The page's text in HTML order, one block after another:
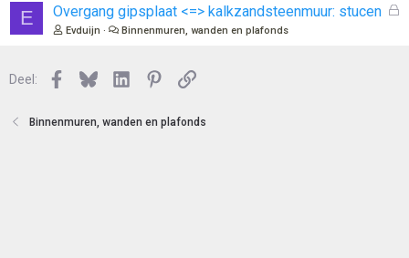
o
E
G
Overgang gipsplaat <=> kalkzandsteenmuur: stucen
Evduijn Binnenmuren, wanden en plafonds
Deel: Facebook
BlueskyLinkedInPinterest
Link
Binnenmuren, wanden en plafonds